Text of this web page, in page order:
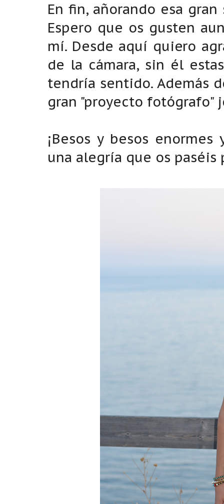
En fin, añorando esa
Espero que os gusten
mí. Desde aquí quiero
de la cámara, sin él
tendría sentido. Además
gran "proyecto fotógrafo"
¡Besos y besos
una alegría que os paséis